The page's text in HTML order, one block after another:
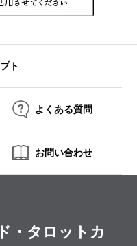
ト
よくある質問
お問い合わせ
・タロットカ